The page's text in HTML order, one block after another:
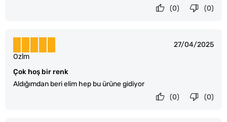
(0)
(0)
27/04/2025
Çok hoş bir renk
Aldığımdan beri elim hep bu ürüne gidiyor
Ozlm
(0)
(0)